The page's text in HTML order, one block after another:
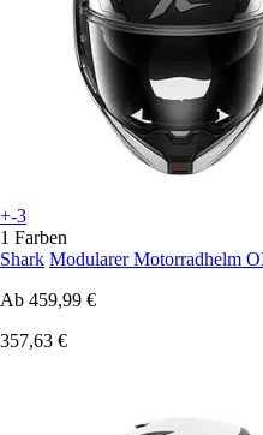
+-3
1 Farben
Shark Modularer Motorradhelm
Ab 459,99 €
357,63 €